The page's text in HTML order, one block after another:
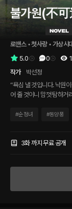
불가원(不可
로맨스 • 첫사랑 • 가상시
5.0
0
작가
박선정
“욕심 낼 것입니다. 낙원이든 나락이든
어 줄 것이니 맘껏 탐하거라.” 암행어사 이완과 생명을 구한 인연으로 그의 하인
쩌지 못해 멀어지는 령에
#순정녀 #동양풍
3화 까지 무료 공개